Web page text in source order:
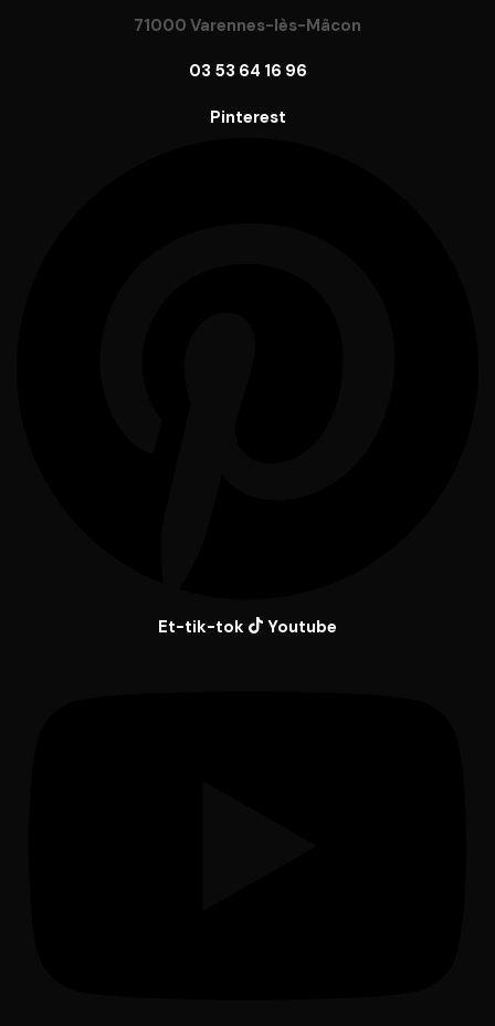
71000 Varennes-lès-Mâcon
03 53 64 16 96
Pinterest
Et-tik-tok Youtube